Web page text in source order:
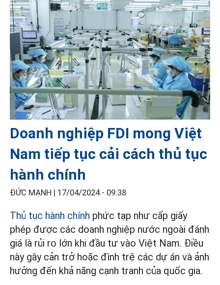
Doanh nghiệp FDI mong Việt
Nam tiếp tục cải cách thủ tục
hành chính
ĐỨC MẠNH | 17/04/2024 - 09:38
Thủ tục hành chính phức tạp như cấp giấy
phép được các doanh nghiệp nước ngoài đánh
giá là rủi ro lớn khi đầu tư vào Việt Nam. Điều
này gây cản trở hoặc đình trệ các dự án và ảnh
hưởng đến khả năng cạnh tranh của quốc gia.